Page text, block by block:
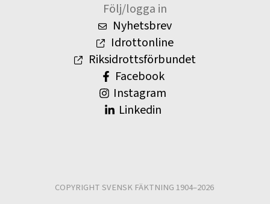
Följ/logga in
Nyhetsbrev
Idrottonline
Riksidrottsförbundet
Facebook
Instagram
Linkedin
COPYRIGHT SVENSK FÄKTNING 1904–2026